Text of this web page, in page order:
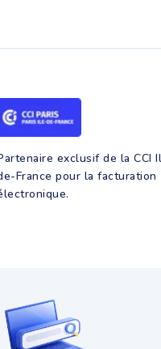
exclusif de la CCI
France pour la facturation